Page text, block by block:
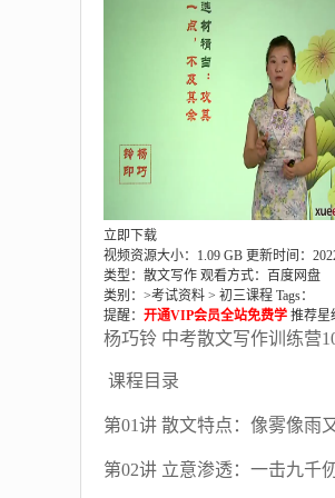
立即下载
视频资源大小：1.09 GB 更新时间：
类型：散文写作 观看方式：百度网盘
类别：>考试资料 > 初三课程 Tags：
提醒： 开通VIP会员全站免费学 推荐星
杨巧铃 中考散文写作训练营
课程目录
第01讲 散文特点：像雾像雨
第02讲 立意渗透：一击九千